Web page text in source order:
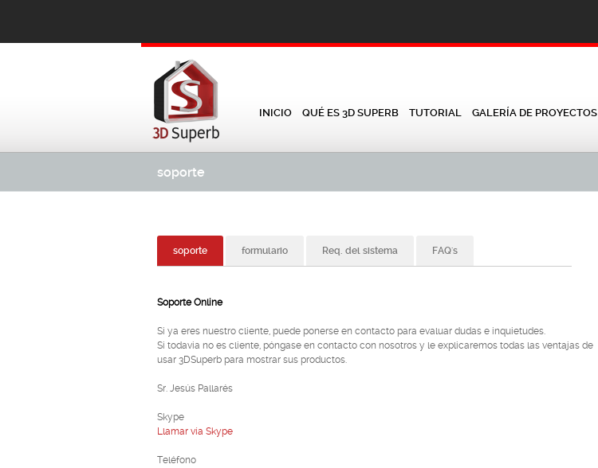
INICIO QUÉ ES 3D SUPERB TUTORIAL GALERÍA DE PROYECTOS
soporte
soporte formulario Req. del sistema FAQ's
Soporte Online
Si ya eres nuestro cliente, puede ponerse en contacto para evaluar dudas e inquietudes.
Si todavia no es cliente, póngase en contacto con nosotros y le explicaremos todas las ventajas de
usar 3DSuperb para mostrar sus productos.
Sr. Jesús Pallarés
Skype
Llamar vía Skype
Teléfono